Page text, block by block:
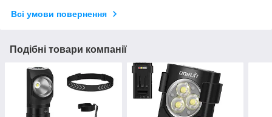
Всі умови повернення
Подібні товари компанії